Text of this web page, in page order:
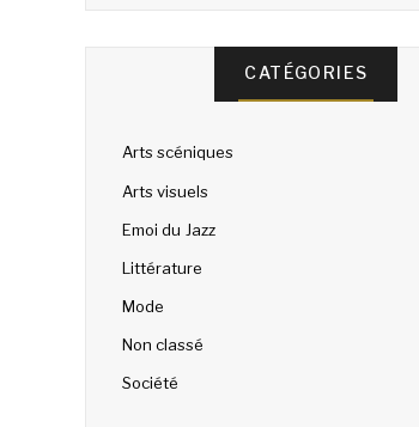
CATÉGORIES
Arts scéniques
Arts visuels
Emoi du Jazz
Littérature
Mode
Non classé
Société